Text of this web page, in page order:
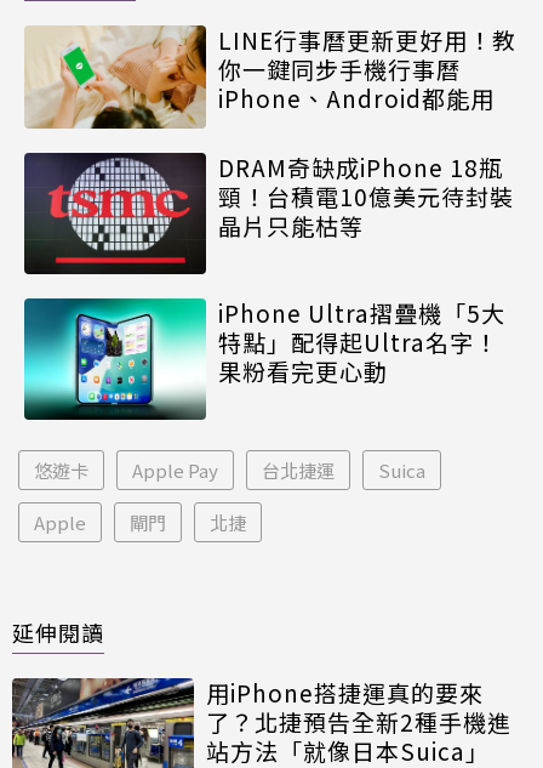
LINE行事曆更新更好用！教
你一鍵同步手機行事曆
iPhone、Android都能用
DRAM奇缺成iPhone 18瓶
頸！台積電10億美元待封裝
晶片只能枯等
iPhone Ultra摺疊機「5大
特點」配得起Ultra名字！
果粉看完更心動
悠遊卡 Apple Pay 台北捷運 Suica
Apple 閘門 北捷
延伸閱讀
用iPhone搭捷運真的要來
了？北捷預告全新2種手機進
站方法「就像日本Suica」